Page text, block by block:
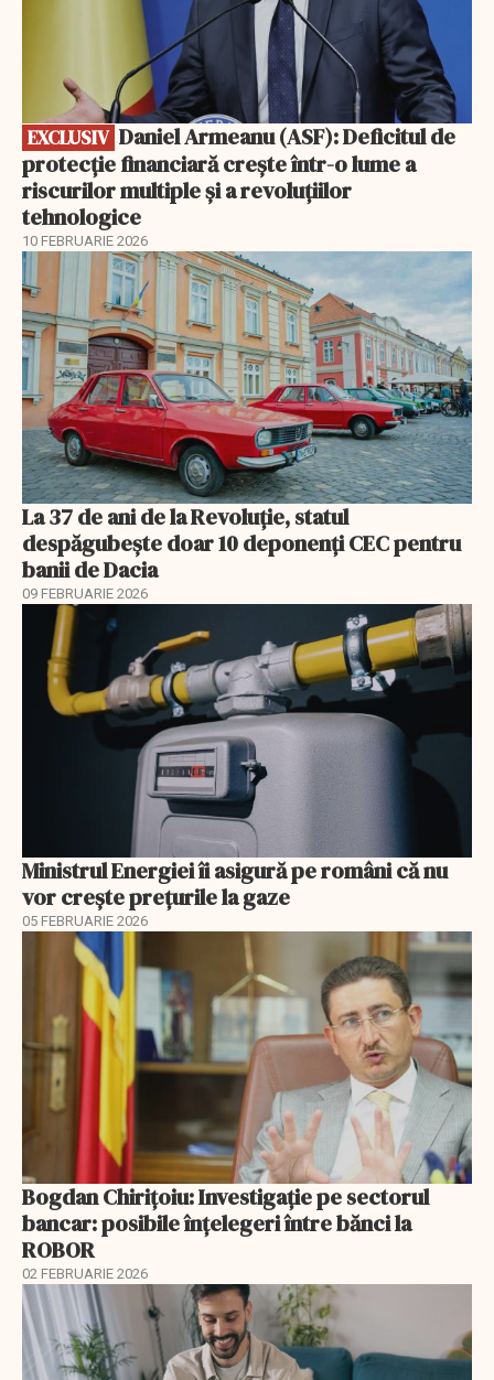
EXCLUSIV
protecție financiară crește într-o lume a
riscurilor multiple și a revoluțiilor
tehnologice
10 FEBRUARIE 2026
La 37 de ani de la Revoluție, statul
despăgubește doar 10 deponenți CEC pentru
banii de Dacia
09 FEBRUARIE 2026
Ministrul Energiei îi asigură pe români că nu
vor creşte preţurile la gaze
05 FEBRUARIE 2026
Bogdan Chirițoiu: Investigație pe sectorul
bancar: posibile înțelegeri între bănci la
ROBOR
02 FEBRUARIE 2026